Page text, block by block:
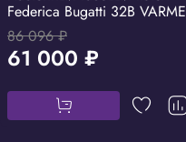
Federica Bugatti 32B VARME
86 096 ₽
61 000 ₽